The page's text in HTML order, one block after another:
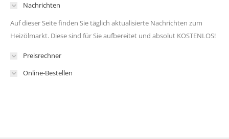
Nachrichten
Auf dieser Seite finden Sie täglich aktualisierte Nachrichten zum
Heizölmarkt. Diese sind für Sie aufbereitet und absolut KOSTENLOS!
Preisrechner
Online-Bestellen